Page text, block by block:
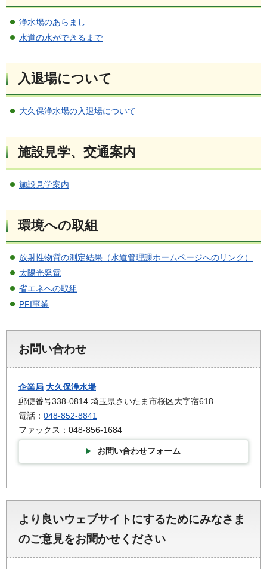
浄水場のあらまし
水道の水ができるまで
入退場について
大久保浄水場の入退場について
施設見学、交通案内
施設見学案内
環境への取組
放射性物質の測定結果（水道管理課ホームページへのリンク）
太陽光発電
省エネへの取組
PFI事業
お問い合わせ
企業局 大久保浄水場
郵便番号338-0814 埼玉県さいたま市桜区大字宿618
電話： 048-852-8841
ファックス：048-856-1684
お問い合わせフォーム
より良いウェブサイトにするためにみなさま
のご意見をお聞かせください